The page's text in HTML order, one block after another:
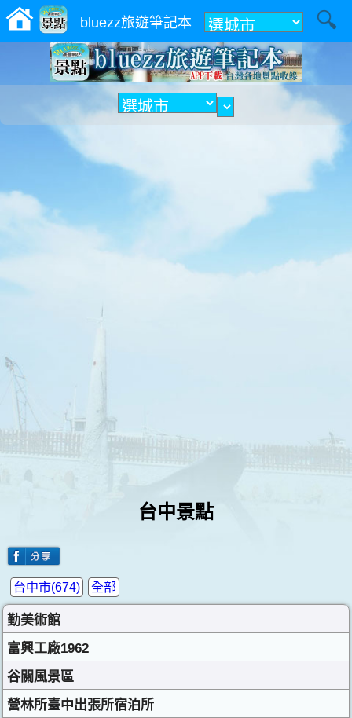
bluezz旅遊筆記本 附近
台中景點
全部
台中市(674)
勤美術館
富興工廠1962
谷關風景區
營林所臺中出張所宿泊所